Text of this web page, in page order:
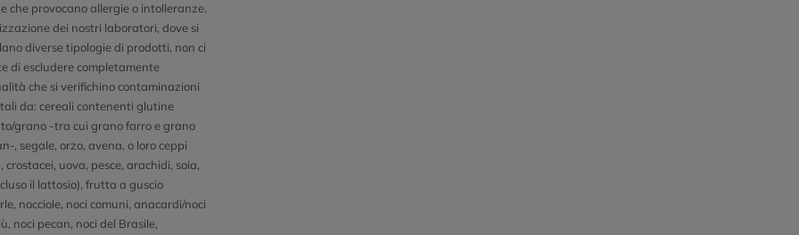
che provocano allergie o intolleranze.
dei nostri laboratori, dove si
diverse tipologie di prodotti, non ci
di escludere completamente
che si verifichino contaminazioni
da: cereali contenenti glutine
grano -tra cui grano farro e grano
, segale, orzo, avena, o loro ceppi
crostacei, uova, pesce, arachidi, soia,
il lattosio), frutta a guscio
nocciole, noci comuni, anacardi/noci
noci pecan, noci del Brasile,